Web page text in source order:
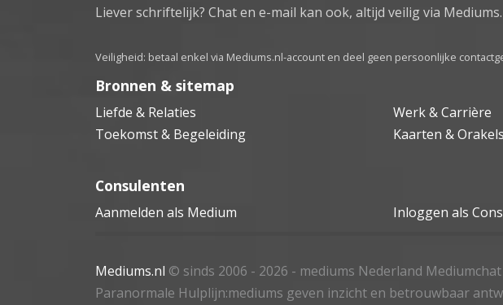
Liever schriftelijk? Chat en e-mail kan ook, altijd veilig via
Veiligheid: betaal enkel via Mediums.nl-account en deel geen persoonlijke
Bronnen & sitemap
Liefde & Relaties Werk & Carrière
Toekomst & Begeleiding
Kaarten & Orakels
Consulenten
Aanmelden als Medium Inloggen als
Mediums.nl © sinds 2006 - 2026 - mediums Nederland
Paranormale Hulplijn:mediums geven inzicht en betrouwbaar